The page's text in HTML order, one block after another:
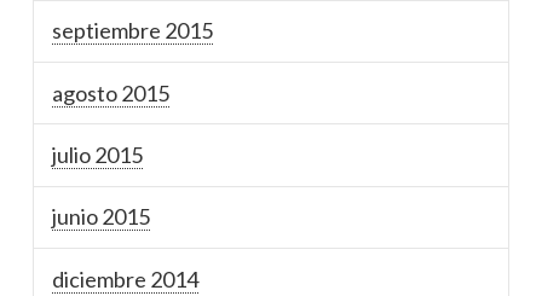
septiembre 2015
agosto 2015
julio 2015
junio 2015
diciembre 2014